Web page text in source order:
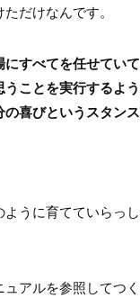
だけなんです。
にすべてを任せてい
ことを実行するよう
喜びというスタン
うに育てていらっし
アルを参照してつ